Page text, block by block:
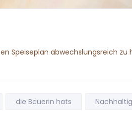
Speiseplan abwechslungsreich
die Bäuerin hats Nachhaltig